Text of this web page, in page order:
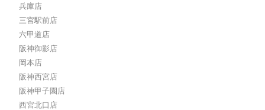
兵庫店
三宮駅前店
六甲道店
阪神御影店
岡本店
阪神西宮店
阪神甲子園店
西宮北口店